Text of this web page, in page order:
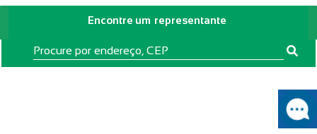
Encontre um representante